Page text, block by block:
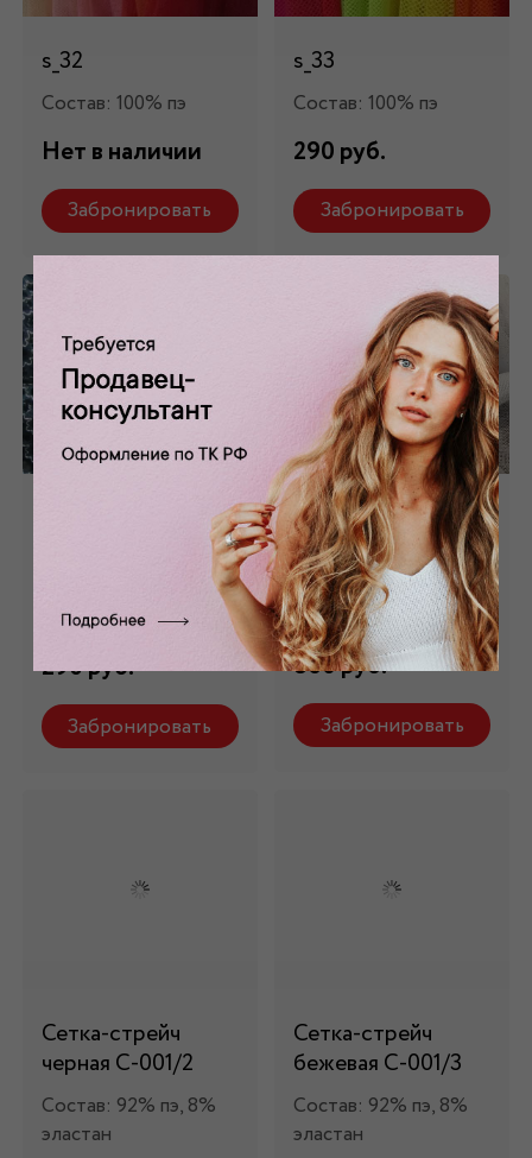
s_32
Состав: 100% пэ
Нет в наличии
Забронировать
s_33
Состав: 100% пэ
290 руб.
Забронировать
Состав: 100% пэ
290 руб.
Забронировать
Сетка-стрейч
белая С-001/1
Состав: 92% пэ, 8%
эластан
860 руб.
Забронировать
Сетка-стрейч
черная С-001/2
Состав: 92% пэ, 8%
эластан
Сетка-стрейч
бежевая С-001/3
Состав: 92% пэ, 8%
эластан